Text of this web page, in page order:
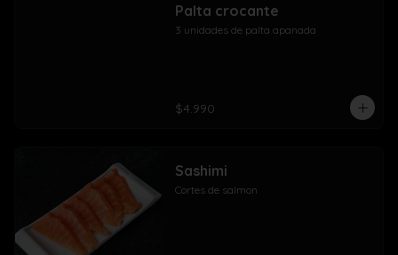
Palta crocante
3 unidades de palta apanada
$4.990
Sashimi
Cortes de salmon